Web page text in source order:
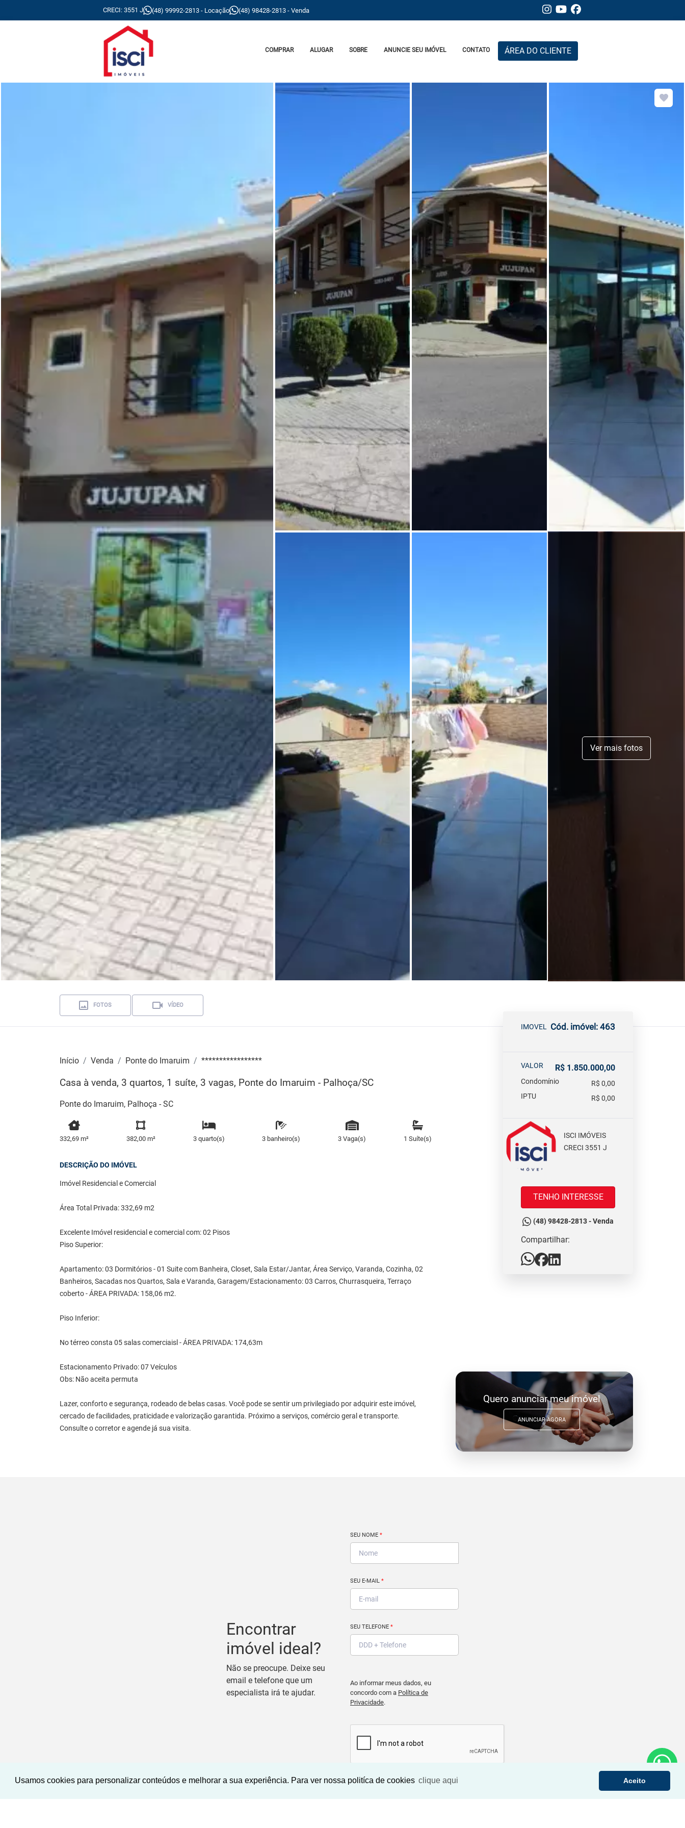
Usamos cookies para personalizar conteúdos e melhorar a sua experiência. Para ver nossa politíca de cookies clique aqui Aceito
CRECI: 3551 J (48) 99992-2813 - Locação (48) 98428-2813 - Venda
COMPRAR ALUGAR SOBRE ANUNCIE SEU IMÓVEL CONTATO ÁREA DO CLIENTE
Ver mais fotos
FOTOS VÍDEO
Início Venda Ponte do Imaruim *****************
Casa à venda, 3 quartos, 1 suíte, 3 vagas, Ponte do Imaruim - Palhoça/SC
Ponte do Imaruim, Palhoça - SC
332,69 m² 382,00 m² 3 quarto(s) 3 banheiro(s) 3 Vaga(s) 1 Suíte(s)
DESCRIÇÃO DO IMÓVEL
Imóvel Residencial e Comercial
Área Total Privada: 332,69 m2
Excelente Imóvel residencial e comercial com: 02 Pisos
Piso Superior:
Apartamento: 03 Dormitórios - 01 Suite com Banheira, Closet, Sala Estar/Jantar, Área Serviço, Varanda, Cozinha, 02
Banheiros, Sacadas nos Quartos, Sala e Varanda, Garagem/Estacionamento: 03 Carros, Churrasqueira, Terraço
coberto - ÁREA PRIVADA: 158,06 m2.
Piso Inferior:
No térreo consta 05 salas comerciaisl - ÁREA PRIVADA: 174,63m
Estacionamento Privado: 07 Veículos
Obs: Não aceita permuta
Lazer, conforto e segurança, rodeado de belas casas. Você pode se sentir um privilegiado por adquirir este imóvel,
cercado de facilidades, praticidade e valorização garantida. Próximo a serviços, comércio geral e transporte.
Consulte o corretor e agende já sua visita.
IMOVEL Cód. imóvel: 463
VALOR R$ 1.850.000,00
Condomínio
R$ 0,00
IPTU
R$ 0,00
ISCI IMÓVEIS
CRECI 3551 J
TENHO INTERESSE
(48) 98428-2813 - Venda
Compartilhar:
Quero anunciar meu imóvel
ANUNCIAR AGORA
Encontrar
imóvel ideal?
Não se preocupe. Deixe seu
email e telefone que um
especialista irá te ajudar.
SEU NOME *
SEU E-MAIL *
SEU TELEFONE *
Ao informar meus dados, eu
concordo com a Política de
Privacidade.
BUSCAR IMOVEIS